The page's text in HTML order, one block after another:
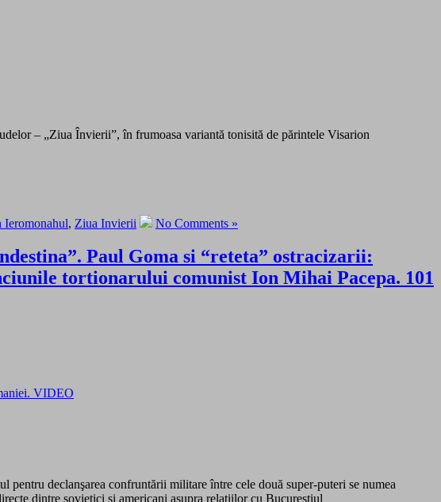
– „Ziua Învierii”, în frumoasa variantă tonisită de părintele Visarion
Ieromonahul, Ziua Invierii No Comments »
Paul Goma si “reteta” ostracizarii:
tortionarului comunist Ion Mihai Pacepa. 101
VIDEO
declanşarea confruntării militare între cele două super-puteri se numea
dintre sovietici şi americani asupra relaţiilor cu Bucureştiul